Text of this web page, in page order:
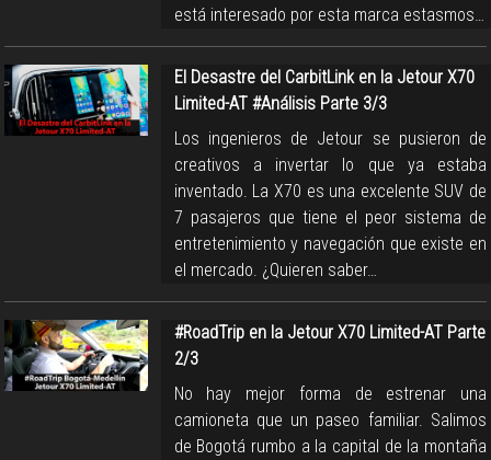
está interesado por esta marca estasmos…
El Desastre del CarbitLink en la Jetour X70
Limited-AT #Análisis Parte 3/3
Los ingenieros de Jetour se pusieron de
creativos a invertar lo que ya estaba
inventado. La X70 es una excelente SUV de
7 pasajeros que tiene el peor sistema de
entretenimiento y navegación que existe en
el mercado. ¿Quieren saber…
#RoadTrip en la Jetour X70 Limited-AT Parte
2/3
No hay mejor forma de estrenar una
camioneta que un paseo familiar. Salimos
de Bogotá rumbo a la capital de la montaña